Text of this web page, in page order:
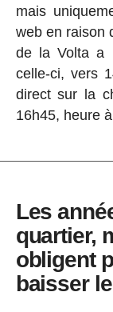
mais
web en raison
de la Volta a
celle-ci, vers
direct sur la
16h45, heure
Les
quartier,
obligent
baisser